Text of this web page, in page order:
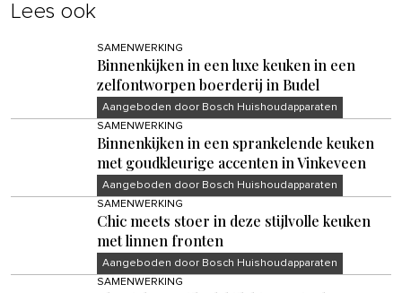
Lees ook
SAMENWERKING
Binnenkijken in een luxe keuken in een
zelfontworpen boerderij in Budel
Aangeboden door Bosch Huishoudapparaten
SAMENWERKING
Binnenkijken in een sprankelende keuken
met goudkleurige accenten in Vinkeveen
Aangeboden door Bosch Huishoudapparaten
SAMENWERKING
Chic meets stoer in deze stijlvolle keuken
met linnen fronten
Aangeboden door Bosch Huishoudapparaten
SAMENWERKING